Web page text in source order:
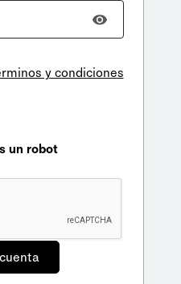
y condiciones
un robot